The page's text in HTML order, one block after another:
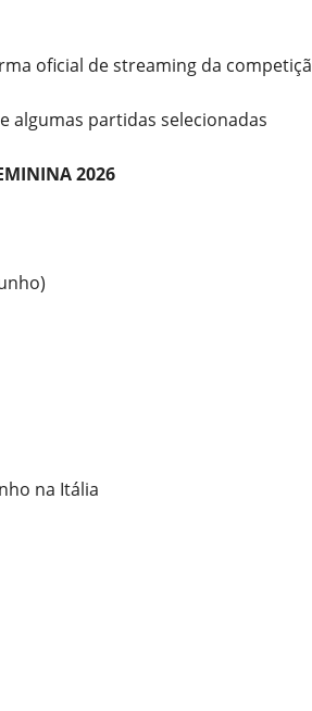
oficial de streaming da
algumas partidas selecionadas
2026
na Itália